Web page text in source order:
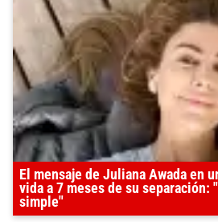
El mensaje de Juliana Awada en
vida a 7 meses de su separación:
simple"